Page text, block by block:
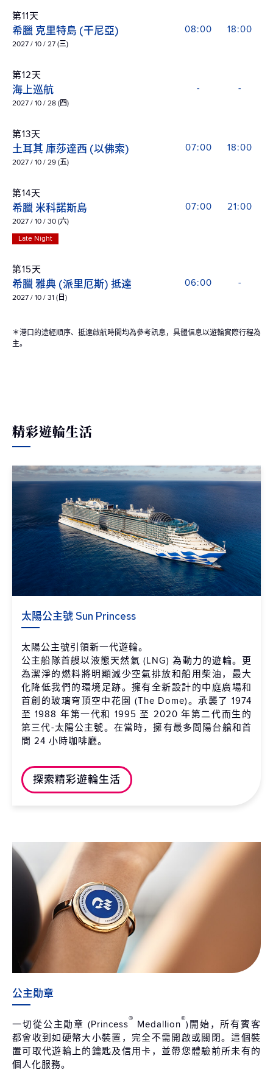
第11天
希臘 克里特島 (干尼亞)
2027 / 10 / 27 (三)
08:00 18:00
第12天
海上巡航
2027 / 10 / 28 (四)
- -
第13天
土耳其 庫莎達西 (以佛索)
2027 / 10 / 29 (五)
07:00 18:00
第14天
希臘 米科諾斯島
2027 / 10 / 30 (六)
Late Night
07:00 21:00
第15天
希臘 雅典 (派里厄斯) 抵達
2027 / 10 / 31 (日)
06:00 -
＊港口的途經順序、抵達啟航時間均為參考訊息，具體信息以遊輪實際行程為
主。
精彩遊輪生活
太陽公主號 Sun Princess
太陽公主號引領新一代遊輪。
公主船隊首艘以液態天然氣 (LNG) 為動力的遊輪。更
為潔淨的燃料將明顯減少空氣排放和船用柴油，最大
化降低我們的環境足跡。擁有全新設計的中庭廣場和
首創的玻璃穹頂空中花園 (The Dome)。承襲了 1974
至 1988 年第一代和 1995 至 2020 年第二代而生的
第三代-太陽公主號。在當時，擁有最多間陽台艙和首
間 24 小時咖啡廳。
探索精彩遊輪生活
公主勛章
一切從公主勛章 (Princess® Medallion®)開始，所有賓客
都會收到如硬幣大小裝置，完全不需開啟或關閉。這個裝
置可取代遊輪上的鑰匙及信用卡，並帶您體驗前所未有的
個人化服務。